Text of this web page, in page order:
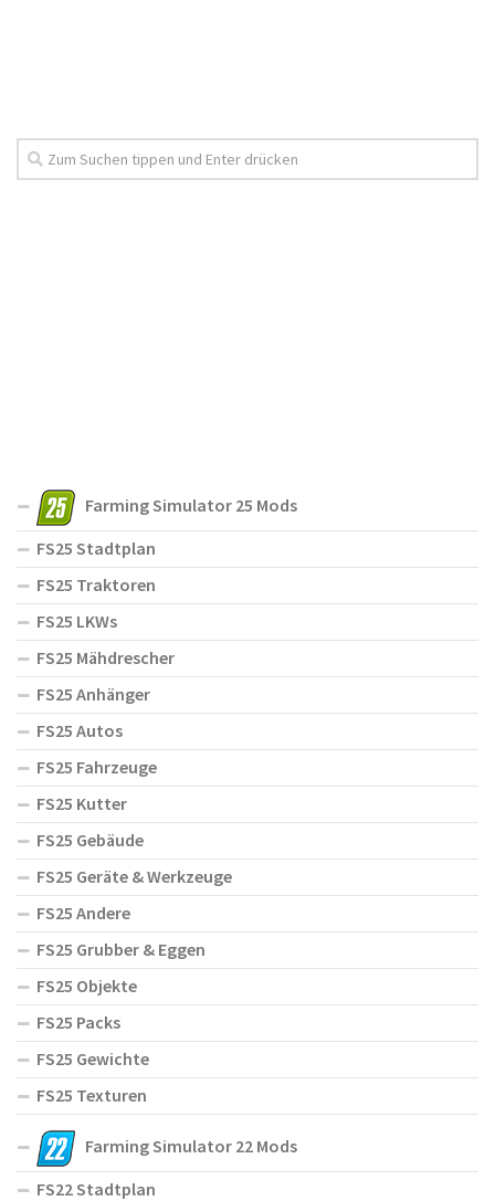
Farming Simulator 25 Mods
FS25 Stadtplan
FS25 Traktoren
FS25 LKWs
FS25 Mähdrescher
FS25 Anhänger
FS25 Autos
FS25 Fahrzeuge
FS25 Kutter
FS25 Gebäude
FS25 Geräte & Werkzeuge
FS25 Andere
FS25 Grubber & Eggen
FS25 Objekte
FS25 Packs
FS25 Gewichte
FS25 Texturen
Farming Simulator 22 Mods
FS22 Stadtplan